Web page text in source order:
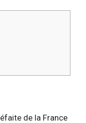
de la France